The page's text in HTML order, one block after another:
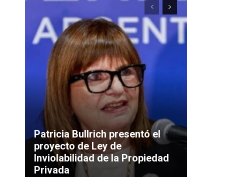
Patricia Bullrich presentó el
proyecto de Ley de
Inviolabilidad de la Propiedad
Privada